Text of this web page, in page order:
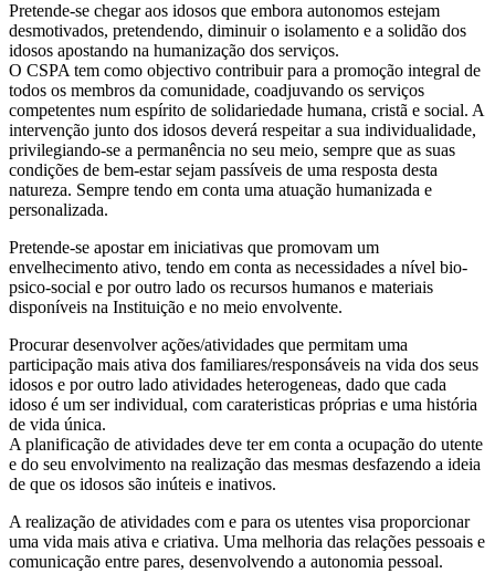
Pretende-se chegar aos idosos que embora autonomos estejam
desmotivados, pretendendo, diminuir o isolamento e a solidão dos
idosos apostando na humanização dos serviços.
O CSPA tem como objectivo contribuir para a promoção integral de
todos os membros da comunidade, coadjuvando os serviços
competentes num espírito de solidariedade humana, cristã e social. A
intervenção junto dos idosos deverá respeitar a sua individualidade,
privilegiando-se a permanência no seu meio, sempre que as suas
condições de bem-estar sejam passíveis de uma resposta desta
natureza. Sempre tendo em conta uma atuação humanizada e
personalizada.
Pretende-se apostar em iniciativas que promovam um
envelhecimento ativo, tendo em conta as necessidades a nível bio-
psico-social e por outro lado os recursos humanos e materiais
disponíveis na Instituição e no meio envolvente.
Procurar desenvolver ações/atividades que permitam uma
participação mais ativa dos familiares/responsáveis na vida dos seus
idosos e por outro lado atividades heterogeneas, dado que cada
idoso é um ser individual, com carateristicas próprias e uma história
de vida única.
A planificação de atividades deve ter em conta a ocupação do utente
e do seu envolvimento na realização das mesmas desfazendo a ideia
de que os idosos são inúteis e inativos.
A realização de atividades com e para os utentes visa proporcionar
uma vida mais ativa e criativa. Uma melhoria das relações pessoais e
comunicação entre pares, desenvolvendo a autonomia pessoal.